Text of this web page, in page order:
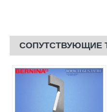
СОПУТСТВУЮЩИЕ